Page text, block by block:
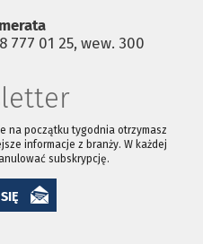
777 01 25, wew. 300
na początku tygodnia otrzymasz
informacje z branży. W każdej
subskrypcję.